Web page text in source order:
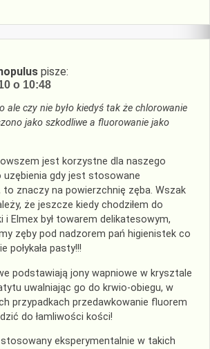
pisze:
o 10:48
ale czy nie było kiedyś tak że chlorowanie
jako szkodliwe a fluorowanie jako
jest korzystne dla naszego
uzębienia gdy jest stosowane
to znaczy na powierzchnię zęba. Wszak
że jeszcze kiedy chodziłem do
i Elmex był towarem delikatesowym,
zęby pod nadzorem pań higienistek co
połykała pasty!!!
podstawiają jony wapniowe w krysztale
uwalniając go do krwio-obiegu, w
przypadkach przedawkowanie fluorem
do łamliwości kości!
stosowany eksperymentalnie w takich